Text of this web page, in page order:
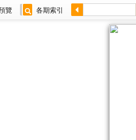
覽 各期索引